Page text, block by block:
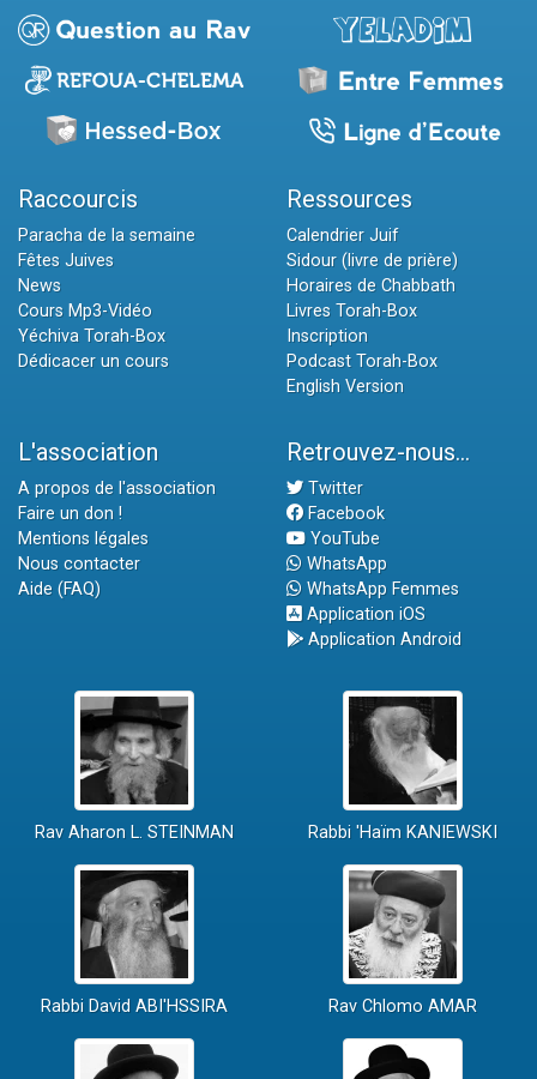
Raccourcis
Paracha de la semaine
Fêtes Juives
News
Cours Mp3-Vidéo
Yéchiva Torah-Box
Dédicacer un cours
Ressources
Calendrier Juif
Sidour (livre de prière)
Horaires de Chabbath
Livres Torah-Box
Inscription
Podcast Torah-Box
English Version
L'association
A propos de l'association
Faire un don !
Mentions légales
Nous contacter
Aide (FAQ)
Retrouvez-nous...
Twitter
Facebook
YouTube
WhatsApp
WhatsApp Femmes
Application iOS
Application Android
Rav Aharon L. STEINMAN Rabbi 'Haïm KANIEWSKI
Rabbi David ABI'HSSIRA Rav Chlomo AMAR